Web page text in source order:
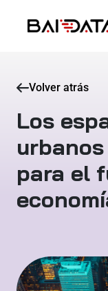
Volver atrás
Los
para el